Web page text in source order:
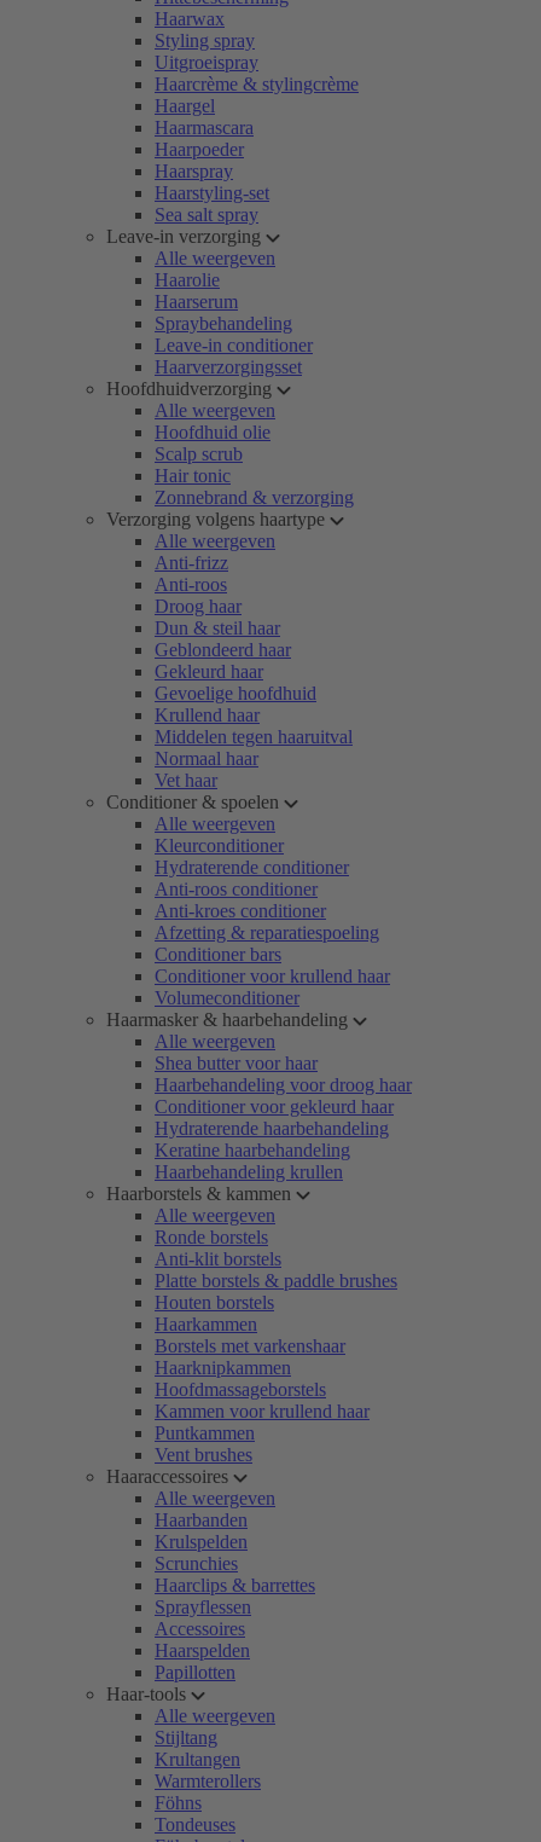
Haarwax
Styling spray
Uitgroeispray
Haarcrème & stylingcrème
Haargel
Haarmascara
Haarpoeder
Haarspray
Haarstyling-set
Sea salt spray
Leave-in verzorging
Alle weergeven
Haarolie
Haarserum
Spraybehandeling
Leave-in conditioner
Haarverzorgingsset
Hoofdhuidverzorging
Alle weergeven
Hoofdhuid olie
Scalp scrub
Hair tonic
Zonnebrand & verzorging
Verzorging volgens haartype
Alle weergeven
Anti-frizz
Anti-roos
Droog haar
Dun & steil haar
Geblondeerd haar
Gekleurd haar
Gevoelige hoofdhuid
Krullend haar
Middelen tegen haaruitval
Normaal haar
Vet haar
Conditioner & spoelen
Alle weergeven
Kleurconditioner
Hydraterende conditioner
Anti-roos conditioner
Anti-kroes conditioner
Afzetting & reparatiespoeling
Conditioner bars
Conditioner voor krullend haar
Volumeconditioner
Haarmasker & haarbehandeling
Alle weergeven
Shea butter voor haar
Haarbehandeling voor droog haar
Conditioner voor gekleurd haar
Hydraterende haarbehandeling
Keratine haarbehandeling
Haarbehandeling krullen
Haarborstels & kammen
Alle weergeven
Ronde borstels
Anti-klit borstels
Platte borstels & paddle brushes
Houten borstels
Haarkammen
Borstels met varkenshaar
Haarknipkammen
Hoofdmassageborstels
Kammen voor krullend haar
Puntkammen
Vent brushes
Haaraccessoires
Alle weergeven
Haarbanden
Krulspelden
Scrunchies
Haarclips & barrettes
Sprayflessen
Accessoires
Haarspelden
Papillotten
Haar-tools
Alle weergeven
Stijltang
Krultangen
Warmterollers
Föhns
Tondeuses